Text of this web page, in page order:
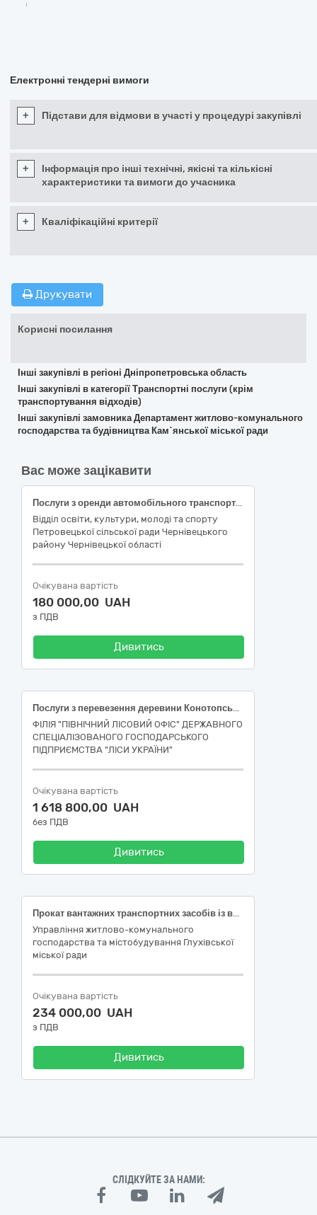
Електронні тендерні вимоги
+ Підстави для відмови в участі у процедурі закупівлі
+
Інформація про інші технічні, якісні та кількісні
характеристики та вимоги до учасника
+ Кваліфікаційні критерії
Друкувати
Корисні посилання
Інші закупівлі в регіоні Дніпропетровська область
Інші закупівлі в категорії Транспортні послуги (крім
транспортування відходів)
Інші закупівлі замовника Депаpтамент житлово-комунального
господарства та будівництва Кам`янської міської ради
Вас може зацікавити
Послуги з оренди автомобільного транспортного засобу із водієм для навантаження, вивезення, розвантаження та перевезення деревини дров’яної: за кодом ДК 021:2015 – 60180000-3 - Прокат вантажних транспортних засобів із водієм для перевезення товарів
Відділ освіти, культури, молоді та спорту
Петровецької сільської ради Чернівецького
району Чернівецької області
Очікувана вартість
180 000,00 UAH
з ПДВ
Дивитись
Послуги з перевезення деревини Конотопське надлісництво
ФІЛІЯ "ПІВНІЧНИЙ ЛІСОВИЙ ОФІС" ДЕРЖАВНОГО
СПЕЦІАЛІЗОВАНОГО ГОСПОДАРСЬКОГО
ПІДПРИЄМСТВА "ЛІСИ УКРАЇНИ"
Очікувана вартість
1 618 800,00 UAH
без ПДВ
Дивитись
Прокат вантажних транспортних засобів із водієм для перевезення піску
Управління житлово-комунального
господарства та містобудування Глухівської
міської ради
Очікувана вартість
234 000,00 UAH
з ПДВ
Дивитись
СЛІДКУЙТЕ ЗА НАМИ: